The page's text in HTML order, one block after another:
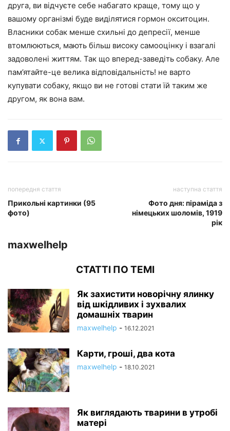
друга, ви відчуєте себе набагато краще, тому що у
вашому організмі буде виділятися гормон окситоцин.
Власники собак менше схильні до депресії, менше
втомлюються, мають більш високу самооцінку і взагалі
задоволені життям. Так що вперед-заведіть собаку. Але
пам’ятайте-це велика відповідальність! не варто
купувати собаку, якщо ви не готові стати їй таким же
другом, як вона вам.
попередня стаття
Прикольні картинки (95
фото)
наступна стаття
Фото дня: піраміда з
німецьких шоломів, 1919
рік
maxwelhelp
СТАТТІ ПО ТЕМІ
Як захистити новорічну ялинку
від шкідливих і зухвалих
домашніх тварин
maxwelhelp - 16.12.2021
Карти, гроші, два кота
maxwelhelp - 18.10.2021
Як виглядають тварини в утробі
матері